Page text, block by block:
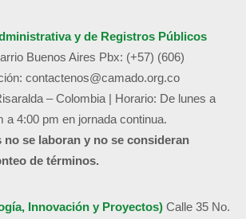
y de Registros Públicos
Buenos Aires Pbx: (+57) (606)
contactenos@camado.org.co
– Colombia | Horario: De lunes a
a 4:00 pm en jornada continua.
no se laboran y no se consideran
de términos.
Innovación y Proyectos) Calle 35 No.